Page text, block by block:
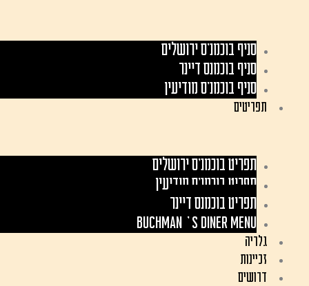
סניף בוכמנ׳ס ירושלים
סניף בוכמנס דיינר
סניף בוכמנ׳ס מודיעין
תפריטים
תפריט בוכמנ'ס ירושלים
תפריט בוכמנ'ס מודיעין
תפריט בוכמנס דיינר
Buchman’s Diner Menu
גלריה
זכיינות
דרושים